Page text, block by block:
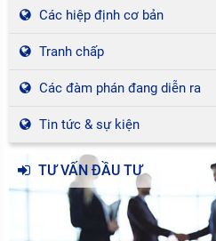
Các hiệp định cơ bản
Tranh chấp
Các đàm phán đang diễn ra
Tin tức & sự kiện
TƯ VẤN ĐẦU TƯ